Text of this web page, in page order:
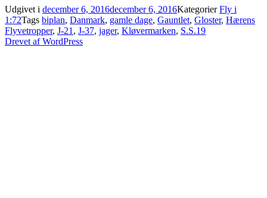
Udgivet i december 6, 2016december 6, 2016KategorierFly i
1:72Tags biplan, Danmark, gamle dage, Gauntlet, Gloster, Hærens
Flyvetropper, J-21 , J-37, jager, Kløvermarken, S.S.19
Drevet af WordPress